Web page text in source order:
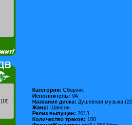
[16]
Категория: Сборник
Исполнитель: VA
Название диска: Душевная музыка
Жанр: Шансон
Релиз выпущен: 2013
Количество треков: 100